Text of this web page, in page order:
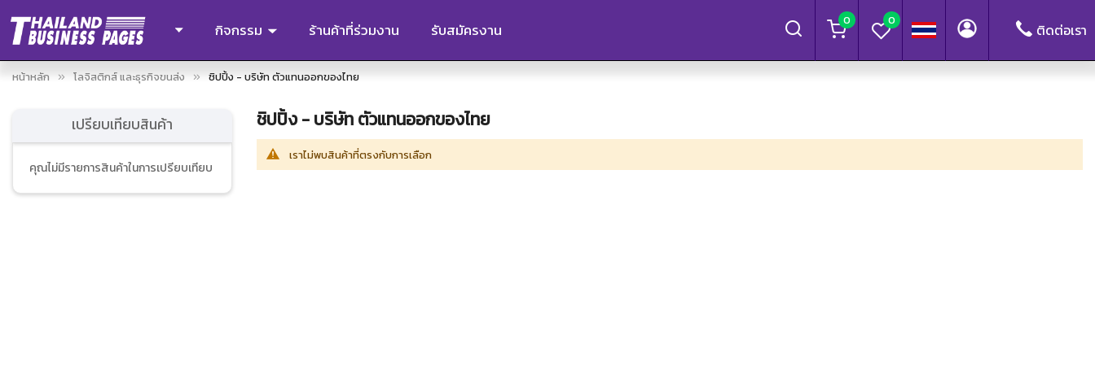
กิจกรรม ร้านค้าที่ร่วมงาน รับสมัครงาน 0 0
ติดต่อเรา
หน้าหลัก โลจิสติกส์ และธุรกิจขนส่ง ชิปปิ้ง - บริษัท ตัวแทนออกของไทย
ชิปปิ้ง - บริษัท ตัวแทนออกของไทย
เราไม่พบสินค้าที่ตรงกับการเลือก
เปรียบเทียบสินค้า
คุณไม่มีรายการสินค้าในการเปรียบเทียบ